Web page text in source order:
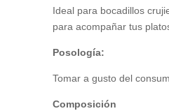
Ideal para bocadillos
para acompañar tus
Posología:
Tomar a gusto del
Composición